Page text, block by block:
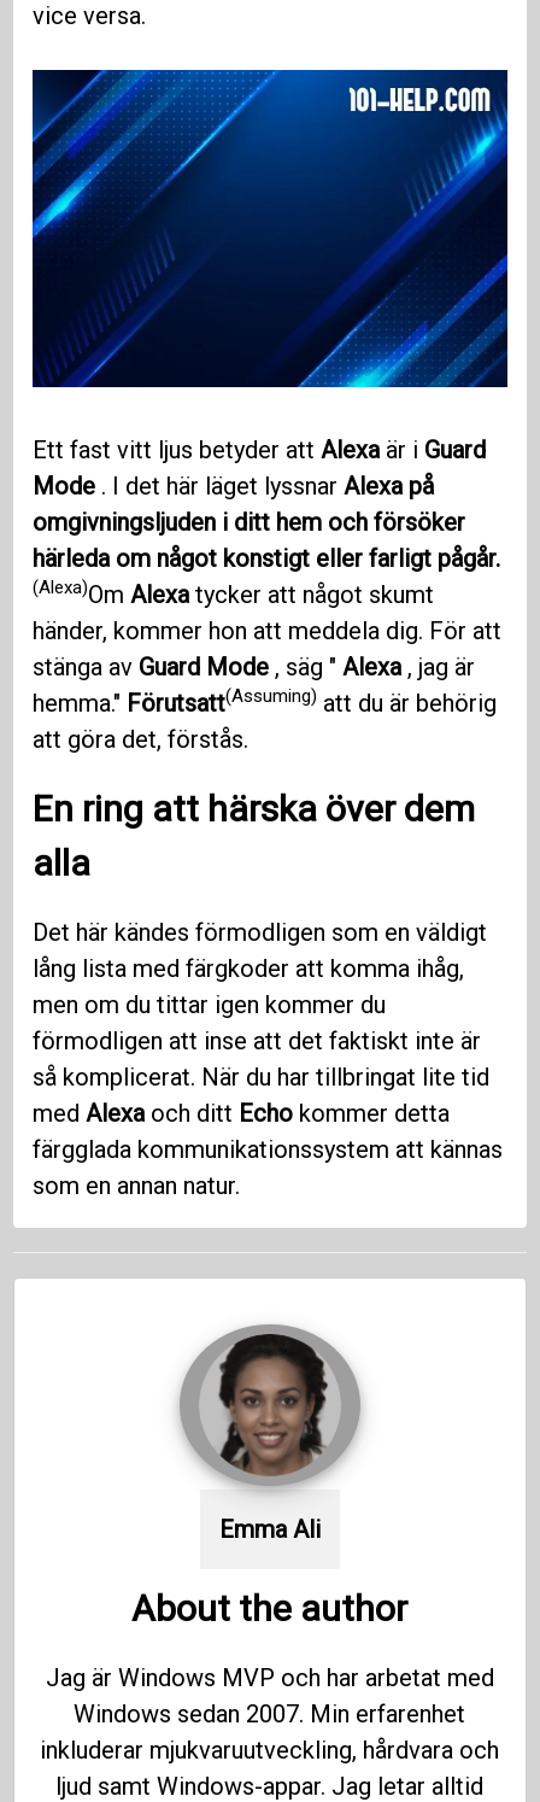
vice versa.
Ett fast vitt ljus betyder att Alexa är i Guard
Mode . I det här läget lyssnar Alexa på
omgivningsljuden i ditt hem och försöker
härleda om något konstigt eller farligt pågår.
(Alexa)Om Alexa tycker att något skumt
händer, kommer hon att meddela dig. För att
stänga av Guard Mode , säg " Alexa , jag är
hemma." Förutsatt(Assuming) att du är behörig
att göra det, förstås.
En ring att härska över dem
alla
Det här kändes förmodligen som en väldigt
lång lista med färgkoder att komma ihåg,
men om du tittar igen kommer du
förmodligen att inse att det faktiskt inte är
så komplicerat. När du har tillbringat lite tid
med Alexa och ditt Echo kommer detta
färgglada kommunikationssystem att kännas
som en annan natur.
Emma Ali
About the author
Jag är Windows MVP och har arbetat med
Windows sedan 2007. Min erfarenhet
inkluderar mjukvaruutveckling, hårdvara och
ljud samt Windows-appar. Jag letar alltid